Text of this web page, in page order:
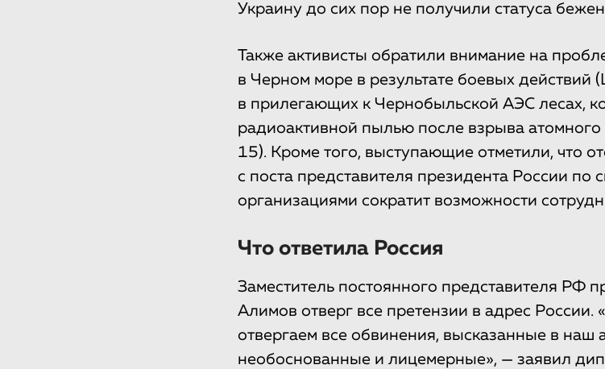
Украину до сих пор не получили статуса
Также активисты обратили внимание на
в Черном море в результате боевых действий
в прилегающих к Чернобыльской АЭС лесах,
радиоактивной пылью после взрыва
15). Кроме того, выступающие отметили, что
с поста представителя президента России
организациями сократит возможности
Что ответила Россия
Заместитель постоянного представителя РФ
Алимов отверг все претензии в адрес
отвергаем все обвинения, высказанные в наш
необоснованные и лицемерные», — заявил